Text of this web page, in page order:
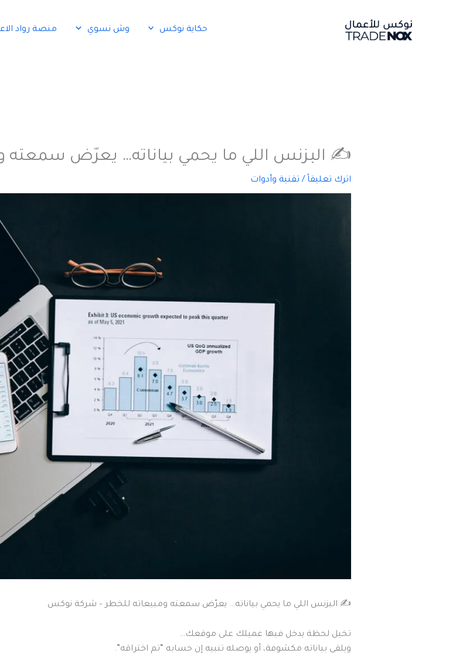
حكاية نوكس وش نسوي منصة رواد
✍️ البزنس اللي ما يحمي بياناته… يعرّض سمعته
اترك تعليقاً / تقنية وأدوات
✍️ البزنس اللي ما يحمي بياناته… يعرّض سمعته ومبيعاته للخطر – شركة نوكس
تخيل لحظة يدخل فيها عميلك على موقعك…
ويلقى بياناته مكشوفة، أو يوصله تنبيه إن حسابه “تم اختراقه”.